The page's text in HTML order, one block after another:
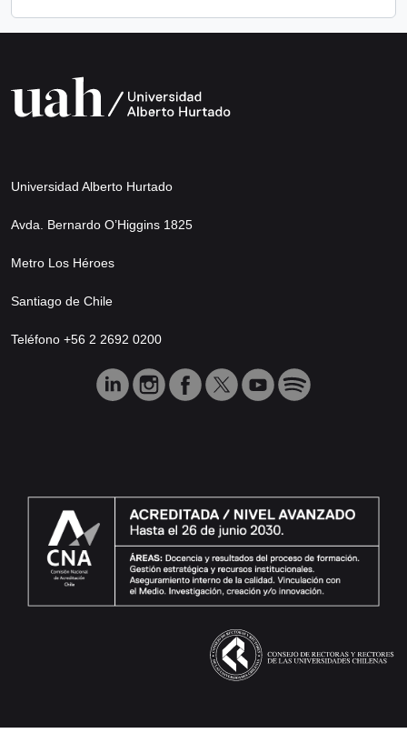
Universidad Alberto Hurtado
Avda. Bernardo O’Higgins 1825
Metro Los Héroes
Santiago de Chile
Teléfono +56 2 2692 0200